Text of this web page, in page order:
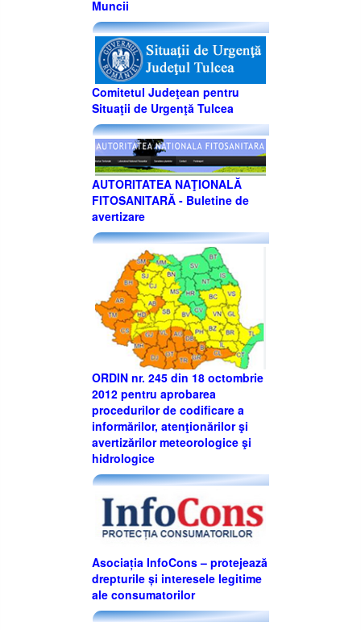
Muncii
Comitetul Judeţean pentru
Situaţii de Urgenţă Tulcea
AUTORITATEA NAŢIONALĂ
FITOSANITARĂ - Buletine de
avertizare
ORDIN nr. 245 din 18 octombrie
2012 pentru aprobarea
procedurilor de codificare a
informărilor, atenţionărilor şi
avertizărilor meteorologice şi
hidrologice
Asociația InfoCons – protejează
drepturile și interesele legitime
ale consumatorilor